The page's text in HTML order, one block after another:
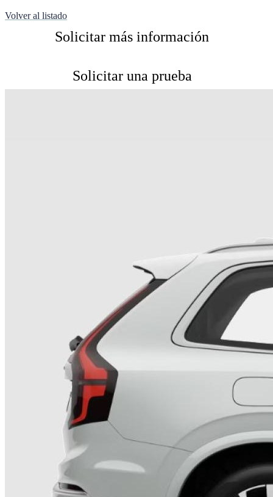
Volver al listado
Solicitar más información
Solicitar una prueba